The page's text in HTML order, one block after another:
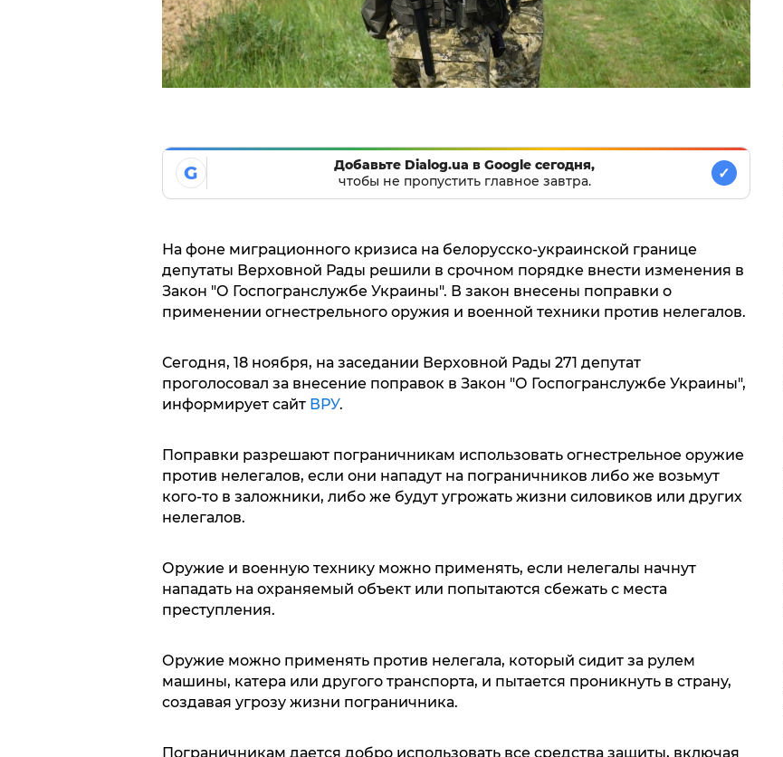
G
Добавьте Dialog.ua в Google сегодня,
чтобы не пропустить главное завтра.
✓
На фоне миграционного кризиса на белорусско-украинской границе
депутаты Верховной Рады решили в срочном порядке внести изменения в
Закон "О Госпогранслужбе Украины". В закон внесены поправки о
применении огнестрельного оружия и военной техники против нелегалов.
Сегодня, 18 ноября, на заседании Верховной Рады 271 депутат
проголосовал за внесение поправок в Закон "О Госпогранслужбе Украины",
информирует сайт ВРУ.
Поправки разрешают пограничникам использовать огнестрельное оружие
против нелегалов, если они нападут на пограничников либо же возьмут
кого-то в заложники, либо же будут угрожать жизни силовиков или других
нелегалов.
Оружие и военную технику можно применять, если нелегалы начнут
нападать на охраняемый объект или попытаются сбежать с места
преступления.
Оружие можно применять против нелегала, который сидит за рулем
машины, катера или другого транспорта, и пытается проникнуть в страну,
создавая угрозу жизни пограничника.
Пограничникам дается добро использовать все средства защиты, включая